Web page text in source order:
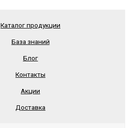
Каталог продукции
База знаний
Блог
Контакты
Акции
Доставка